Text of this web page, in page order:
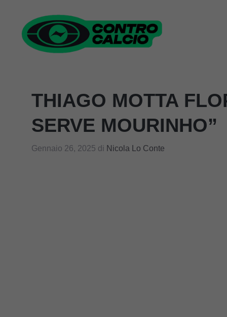
contenuto
THIAGO MOTTA
SERVE MOURINHO”
Gennaio 26, 2025 di Nicola Lo Conte